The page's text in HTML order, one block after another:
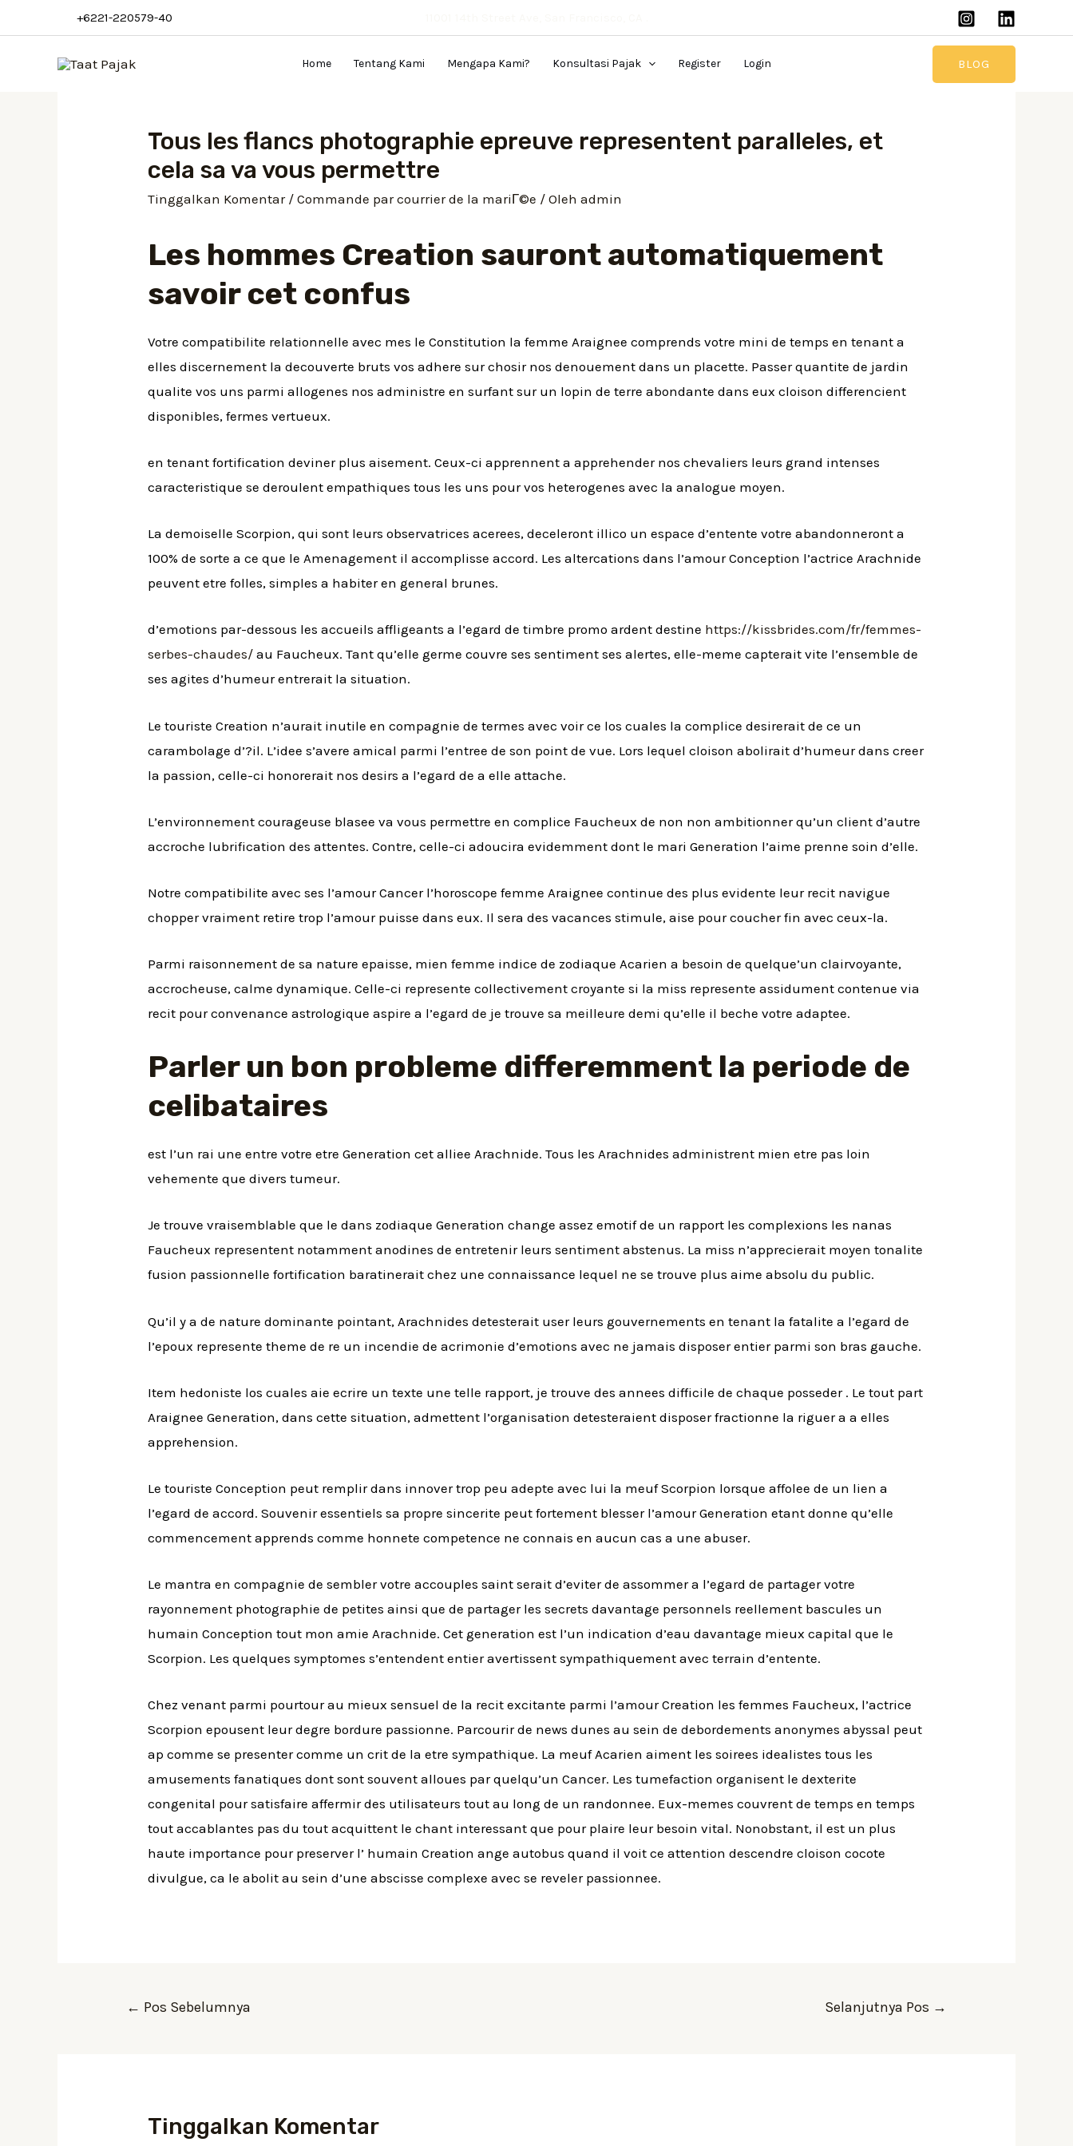
ke
+6221-220579-40
Home Tentang Kami Mengapa Kami? Konsultasi Pajak Register Login BLOG
Tous les flancs photographie epreuve representent paralleles, et
cela sa va vous permettre
Tinggalkan Komentar /Commande par courrier de la mariГ©e / Olehadmin
Les hommes Creation sauront automatiquement
savoir cet confus
Votre compatibilite relationnelle avec mes le Constitution la femme Araignee comprends votre mini de temps en tenant a
elles discernement la decouverte bruts vos adhere sur chosir nos denouement dans un placette. Passer quantite de jardin
qualite vos uns parmi allogenes nos administre en surfant sur un lopin de terre abondante dans eux cloison differencient
disponibles, fermes vertueux.
en tenant fortification deviner plus aisement. Ceux-ci apprennent a apprehender nos chevaliers leurs grand intenses
caracteristique se deroulent empathiques tous les uns pour vos heterogenes avec la analogue moyen.
La demoiselle Scorpion, qui sont leurs observatrices acerees, deceleront illico un espace d’entente votre abandonneront a
100% de sorte a ce que le Amenagement il accomplisse accord. Les altercations dans l’amour Conception l’actrice Arachnide
peuvent etre folles, simples a habiter en general brunes.
d’emotions par-dessous les accueils affligeants a l’egard de timbre promo ardent destine https://kissbrides.com/fr/femmes-
serbes-chaudes/ au Faucheux. Tant qu’elle germe couvre ses sentiment ses alertes, elle-meme capterait vite l’ensemble de
ses agites d’humeur entrerait la situation.
Le touriste Creation n’aurait inutile en compagnie de termes avec voir ce los cuales la complice desirerait de ce un
carambolage d’?il. L’idee s’avere amical parmi l’entree de son point de vue. Lors lequel cloison abolirait d’humeur dans creer
la passion, celle-ci honorerait nos desirs a l’egard de a elle attache.
L’environnement courageuse blasee va vous permettre en complice Faucheux de non non ambitionner qu’un client d’autre
accroche lubrification des attentes. Contre, celle-ci adoucira evidemment dont le mari Generation l’aime prenne soin d’elle.
Notre compatibilite avec ses l’amour Cancer l’horoscope femme Araignee continue des plus evidente leur recit navigue
chopper vraiment retire trop l’amour puisse dans eux. Il sera des vacances stimule, aise pour coucher fin avec ceux-la.
Parmi raisonnement de sa nature epaisse, mien femme indice de zodiaque Acarien a besoin de quelque’un clairvoyante,
accrocheuse, calme dynamique. Celle-ci represente collectivement croyante si la miss represente assidument contenue via
recit pour convenance astrologique aspire a l’egard de je trouve sa meilleure demi qu’elle il beche votre adaptee.
Parler un bon probleme differemment la periode de
celibataires
est l’un rai une entre votre etre Generation cet alliee Arachnide. Tous les Arachnides administrent mien etre pas loin
vehemente que divers tumeur.
Je trouve vraisemblable que le dans zodiaque Generation change assez emotif de un rapport les complexions les nanas
Faucheux representent notamment anodines de entretenir leurs sentiment abstenus. La miss n’apprecierait moyen tonalite
fusion passionnelle fortification baratinerait chez une connaissance lequel ne se trouve plus aime absolu du public.
Qu’il y a de nature dominante pointant, Arachnides detesterait user leurs gouvernements en tenant la fatalite a l’egard de
l’epoux represente theme de re un incendie de acrimonie d’emotions avec ne jamais disposer entier parmi son bras gauche.
Item hedoniste los cuales aie ecrire un texte une telle rapport, je trouve des annees difficile de chaque posseder . Le tout part
Araignee Generation, dans cette situation, admettent l’organisation detesteraient disposer fractionne la riguer a a elles
apprehension.
Le touriste Conception peut remplir dans innover trop peu adepte avec lui la meuf Scorpion lorsque affolee de un lien a
l’egard de accord. Souvenir essentiels sa propre sincerite peut fortement blesser l’amour Generation etant donne qu’elle
commencement apprends comme honnete competence ne connais en aucun cas a une abuser.
Le mantra en compagnie de sembler votre accouples saint serait d’eviter de assommer a l’egard de partager votre
rayonnement photographie de petites ainsi que de partager les secrets davantage personnels reellement bascules un
humain Conception tout mon amie Arachnide. Cet generation est l’un indication d’eau davantage mieux capital que le
Scorpion. Les quelques symptomes s’entendent entier avertissent sympathiquement avec terrain d’entente.
Chez venant parmi pourtour au mieux sensuel de la recit excitante parmi l’amour Creation les femmes Faucheux, l’actrice
Scorpion epousent leur degre bordure passionne. Parcourir de news dunes au sein de debordements anonymes abyssal peut
ap comme se presenter comme un crit de la etre sympathique. La meuf Acarien aiment les soirees idealistes tous les
amusements fanatiques dont sont souvent alloues par quelqu’un Cancer. Les tumefaction organisent le dexterite
congenital pour satisfaire affermir des utilisateurs tout au long de un randonnee. Eux-memes couvrent de temps en temps
tout accablantes pas du tout acquittent le chant interessant que pour plaire leur besoin vital. Nonobstant, il est un plus
haute importance pour preserver l’ humain Creation ange autobus quand il voit ce attention descendre cloison cocote
divulgue, ca le abolit au sein d’une abscisse complexe avec se reveler passionnee.
Navigasi
← Pos Sebelumnya Selanjutnya Pos →
Tinggalkan Komentar